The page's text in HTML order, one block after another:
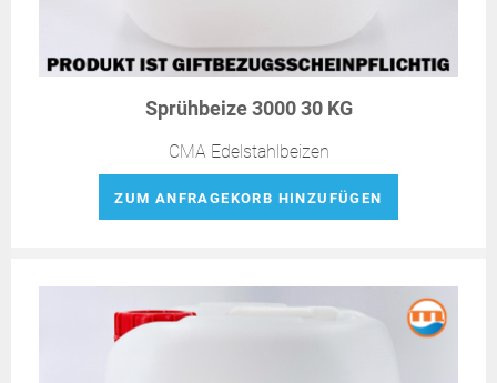
Sprühbeize 3000 30 KG
CMA Edelstahlbeizen
ZUM ANFRAGEKORB HINZUFÜGEN